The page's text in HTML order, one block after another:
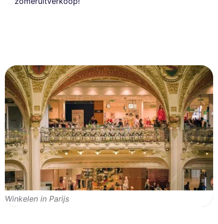
Winkelen in Parijs